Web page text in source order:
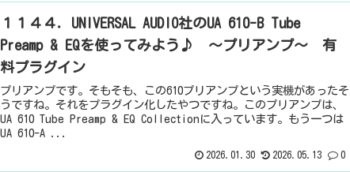
１１４４．UNIVERSAL AUDIO社のUA 610-B Tube
Preamp & EQを使ってみよう♪ ～プリアンプ～ 有
料プラグイン
プリアンプです。そもそも、この610プリアンプという実機があったそ
うですね。それをプラグイン化したやつですね。このプリアンプは、
UA 610 Tube Preamp & EQ Collectionに入っています。もう一つは
UA 610-A ...
2026.01.30 2026.05.13 0